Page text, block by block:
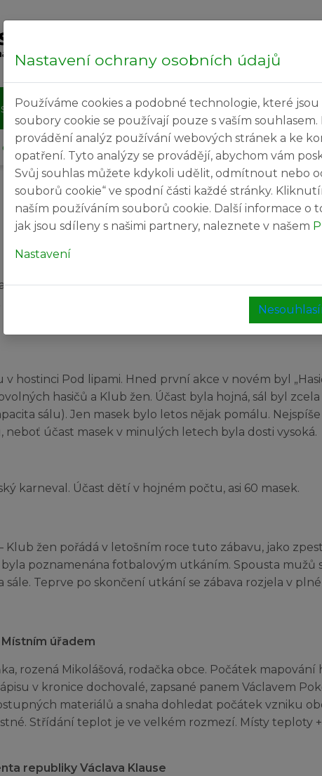
Užitečné informace Kultura a
Kronika
z hlediska špatného prostředí v místním sále. Na
Tím se zlepšily podmínky pro pořádání plesů, akcí pro
hostinci Pod lipami. Hned první akce v novém byl
hasičů a Klub žen. Účast byla hojná, sál byl
sálu). Jen masek bylo letos nějak pomálu.
účast masek v minulých letech byla dosti vysoká.
karneval. Účast dětí v hojném počtu, asi 60 masek.
– Klub žen pořádá v letošním roce tuto zábavu, jako
byla poznamenána fotbalovým utkáním. Spousta mužů
sále. Teprve po skončení utkání se zábava rozjela v
úřadem
rozená Mikolášová, rodačka obce. Počátek mapování
v kronice dochovalé, zapsané panem Václavem
materiálů a snaha dohledat počátek vzniku
Střídání teplot je ve velkém rozmezí. Místy teploty
republiky Václava Klause
Nastavení ochrany osobních údajů
Používáme cookies a podobné technologie, které
soubory cookie se používají pouze s vaším
provádění analýz používání webových stránek a ke
opatření. Tyto analýzy se provádějí, abychom vám
Svůj souhlas můžete kdykoli udělit, odmítnout nebo
souborů cookie“ ve spodní části každé stránky.
naším používáním souborů cookie. Další informace o
jak jsou sdíleny s našimi partnery, naleznete v našem
Nastavení